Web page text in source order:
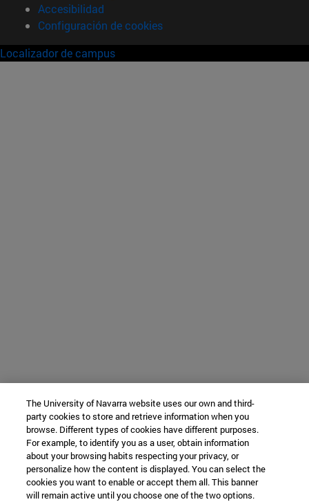
Accesibilidad
Configuración de cookies
Localizador de campus
The University of Navarra website uses our own and third-
party cookies to store and retrieve information when you
browse. Different types of cookies have different purposes.
For example, to identify you as a user, obtain information
about your browsing habits respecting your privacy, or
personalize how the content is displayed. You can select the
cookies you want to enable or accept them all. This banner
will remain active until you choose one of the two options.